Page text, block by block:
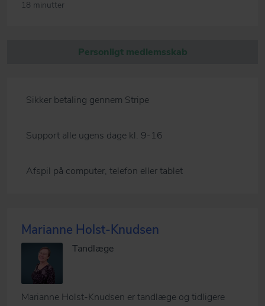
18 minutter
Personligt medlemsskab
Sikker betaling gennem Stripe
Support alle ugens dage kl. 9-16
Afspil på computer, telefon eller tablet
Marianne Holst-Knudsen
Tandlæge
Marianne Holst-Knudsen er tandlæge og tidligere